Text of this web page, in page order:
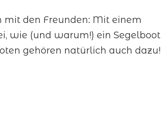
mit den Freunden: Mit einem
wie (und warum!) ein Segelboot
gehören natürlich auch dazu!